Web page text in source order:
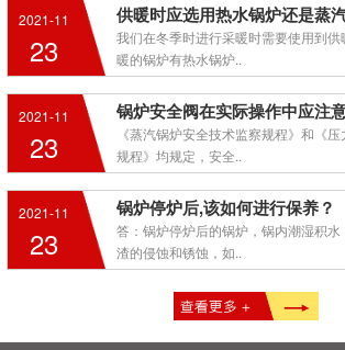
2021-11
23
供暖时应选用热水锅炉还是蒸
我们在冬季时进行采暖时需要使用到
暖的锅炉有热水锅炉..
2021-11
23
锅炉安全阀在实际操作中应注
《蒸汽锅炉安全技术监察规程》和《
规程》均规定，安全..
2021-11
23
锅炉停炉后,该如何进行保养？
答：锅炉停炉后的锅炉，锅内潮湿积
渣的侵蚀和锈蚀，如..